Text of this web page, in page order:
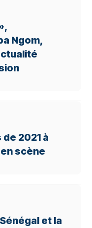
Ngom,
2021 à
scène
et la